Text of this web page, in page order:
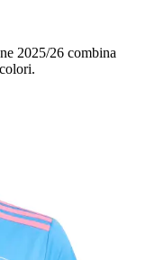
2025/26 combina